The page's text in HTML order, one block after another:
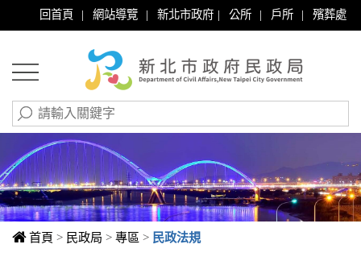
回首頁 | 網站導覽 | 新北市政府 | 公所 | 戶所 | 殯葬處
首頁 > 民政局 > 專區 > 民政法規